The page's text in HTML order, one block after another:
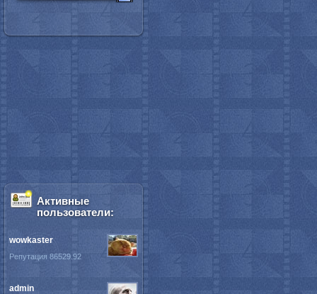
Активные
пользователи:
wowkaster
Репутация 86529.92
admin